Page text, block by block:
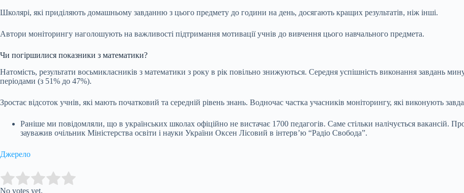
Школярі, які приділяють домашньому завданню з цього предмету до години на день, досягають кращих результатів, ніж інші.
Автори моніторингу наголошують на важливості підтримання мотивації учнів до вивчення цього навчального предмета.
Чи погіршилися показники з математики?
Натомість, результати восьмикласників з математики з року в рік повільно знижуються. Середня успішність виконання завдань
періодами (з 51% до 47%).
Зростає відсоток учнів, які мають початковий та середній рівень знань. Водночас частка учасників моніторингу, які виконують
Раніше ми повідомляли, що в українських школах офіційно не вистачає 1700 педагогів. Саме стільки налічується вакансій.
зауважив очільник Міністерства освіти і науки України Оксен Лісовий в інтерв’ю “Радіо Свобода”.
Джерело
Rate this item:
No votes yet.